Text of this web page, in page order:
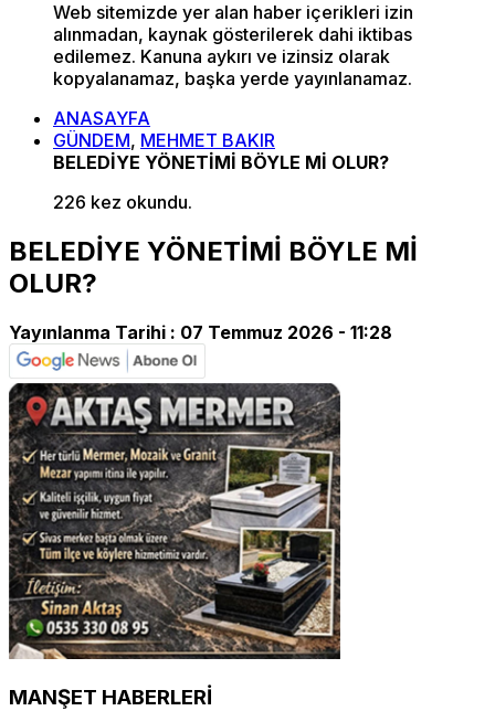
Web sitemizde yer alan haber içerikleri izin
alınmadan, kaynak gösterilerek dahi iktibas
edilemez. Kanuna aykırı ve izinsiz olarak
kopyalanamaz, başka yerde yayınlanamaz.
ANASAYFA
GÜNDEM, MEHMET BAKIR
BELEDİYE YÖNETİMİ BÖYLE Mİ OLUR?
226 kez okundu.
BELEDİYE YÖNETİMİ BÖYLE Mİ
OLUR?
Yayınlanma Tarihi : 07 Temmuz 2026 - 11:28
MANŞET HABERLERİ